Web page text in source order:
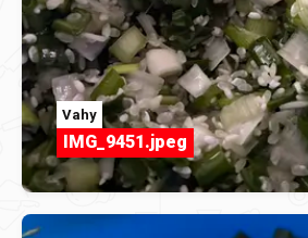
Vahy
IMG_9451.jpeg